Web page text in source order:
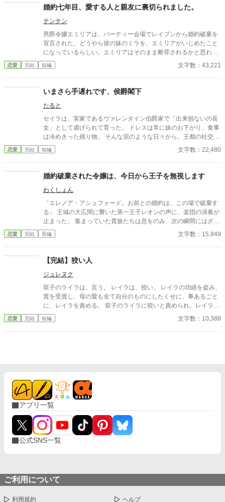
っと伝えると、マリッサは少しだけ表情を揺らした。 それでもお
互い、最後には笑顔を見せ合った。 まるで何もなかったかのよう
に。
婚約七年目、愛する人と親友に裏切られました。
テンテン
男爵令嬢エミリアは、パーティー会場でレイブンから婚約破棄を
宣言された。どうやら彼の妹のミラを、エミリアがいじめたこと
になっているらしい。エミリアはそのまま断罪されるかと思われ
たが、彼女の親友であるアリアが声を上げ……
恋愛 完結 短編 文字数：43,221
いまさら手遅れです、侯爵閣下
たると
セイラは、実家であるヴァレンタイン伯爵家で「出来損ないの長
女」として虐げられて育った。 ドレスは常に妹のお下がり、食事
は冷めきった残り物。 そんな泥のような日々から、王都の社交界
を浮名で賑わす当代の寵児、ダミアンに望まれて嫁いだとき、彼
女は一筋の光を見た気がしたのだった。 人並みに愛し、愛される
ミアンが求めていたのは、トロフィーとしての美しい妻でも、情
熱を傾ける恋人でもない。 「ハサウェイ侯爵家の格式を汚さず、
完璧に家政を取り仕切り、夫の不在を静かに守る、都合のいい従
順な女主人の座席」そのものだった。
恋愛 完結 短編 文字数：22,480
婚約破棄された令嬢は、今日から王子を無視します
わくしょん
「エレノア・アシュフォード。お前との婚約は、この場で破棄す
る」 王城の大広間に響いた第一王子レオンの声に、楽団の演奏が
止まった。 集まっていた貴族たちは息をのみ、次の瞬間にはざわ
めきが広がる。 エレノアはゆっくりと顔を上げた。 目の前では、
王子が腰に手を回した美しい令嬢――侯爵令嬢セシリアが勝ち誇
恋愛 完結 長編 文字数：15,849
【完結】狡い人
ジュレヌク
双子のライラは、言う。 レイラは、狡い。 レイラの功績を盗み、
賞を受賞し、母の愛も全て自分のものにしたくせに、事あるごと
に、レイラを責める。 双子のライラに狡いと責められ、レイラ
は、黙る。 口に出して言いたいことは山ほどあるのに、おし黙
る。 そこには、人それぞれの『狡さ』があった。 そんな二人の関
恋愛 完結 短編 文字数：10,388
アプリ一覧
公式SNS一覧
ご利用について
利用規約 ヘルプ